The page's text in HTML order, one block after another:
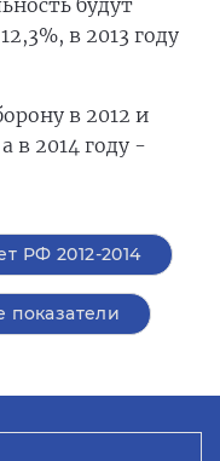
будут
в 2013 году
в 2012 и
в 2014 году -
РФ 2012-2014
показатели